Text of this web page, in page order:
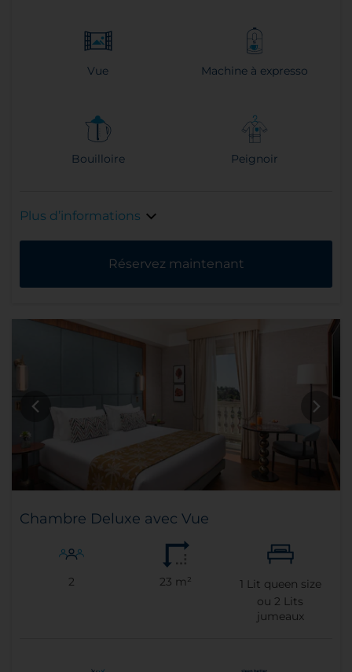
Vue Machine à expresso
Bouilloire Peignoir
Plus d’informations
Réservez maintenant
Chambre Deluxe avec Vue
2 23 m² 1 Lit queen size
ou 2 Lits
jumeaux